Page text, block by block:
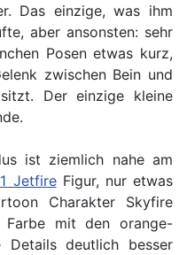
Das einzige, was ihm
aber ansonsten: sehr
Posen etwas kurz,
zwischen Bein und
Der einzige kleine
ist ziemlich nahe am
JetfireFigur, nur etwas
Charakter Skyfire
mit den orange-
deutlich besser